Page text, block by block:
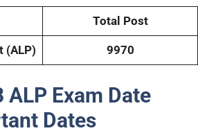
Total Post
(ALP) 9970
ALP Exam Date
Dates